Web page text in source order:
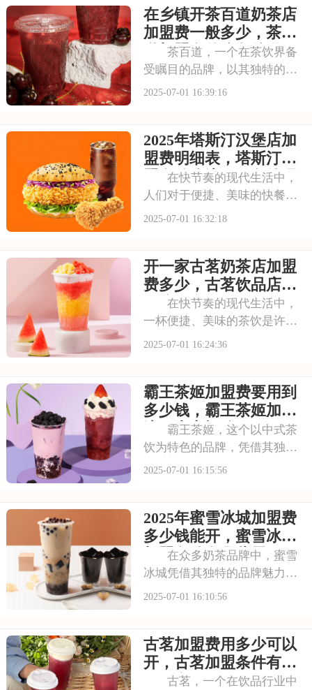
的装修风格和温馨的氛围让人
仿佛穿越时空，感受到浓厚的
茶文化。每一款茶饮
在乡镇开茶百道奶茶店
加盟费一般多少，茶百
道加盟有什么条件吗
茶百道，一个在茶饮界备
受瞩目的品牌，以其独特的中
式茶饮风格和深厚的文化底
装修风格和温馨的氛围让人仿
佛穿越时空，感受到浓厚的茶
文化。每一款茶饮都选
2025-07-01 16:39:16
2025年塔斯汀汉堡店加
盟费明细表，塔斯汀加
盟有什么流程及条件呢
在快节奏的现代生活中，
人们对于便捷、美味的快餐需
求日益增长。塔斯汀汉堡以其
的热门加盟项目。塔斯汀的汉
堡系列丰富多样，既有经典的
牛肉汉堡，又有创新
2025-07-01 16:32:18
开一家古茗奶茶店加盟
费多少，古茗饮品店加
盟流程详细表
在快节奏的现代生活中，
一杯便捷、美味的茶饮是许多
人日常的必需品。古茗以其独
择。走进古茗的店铺，那浓郁
的茶香与清新的果香交织，让
人瞬间放松身心。那么
2025-07-01 16:24:36
霸王茶姬加盟费要用到
多少钱，霸王茶姬加盟
流程内容概览
霸王茶姬，这个以中式茶
饮为特色的品牌，凭借其独特
的口感和深厚的文化底蕴，赢
优质茶叶和新鲜食材，搭配独
特的配方，呈现出浓郁的茶香
和丰富的口感。让我
2025-07-01 16:15:56
2025年蜜雪冰城加盟费
多少钱能开，蜜雪冰城
加盟条件有哪些需要了
解
在众多奶茶品牌中，蜜雪
冰城凭借其独特的品牌魅力脱
颖而出。它赢得了广大消费者
自己的店铺注入活力。品牌效
应不仅能吸引更多的顾客，还
能提升店铺的知名度
2025-07-01 16:10:56
古茗加盟费用多少可以
开，古茗加盟条件有哪
些内容
古茗，一个在饮品行业中